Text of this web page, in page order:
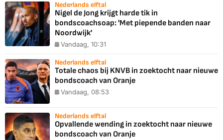
Nederlands elftal
Nigel de Jong krijgt harde tik in
bondscoachsoap: 'Met piepende banden naar
Noordwijk'
Vandaag, 10:31
Nederlands elftal
Totale chaos bij KNVB in zoektocht naar nieuwe
bondscoach van Oranje
Vandaag, 08:53
Nederlands elftal
Opvallende wending in zoektocht naar nieuwe
bondscoach van Oranje